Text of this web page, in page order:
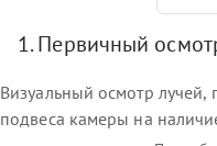
Температурные и
1. Первичный
Визуальный осмотр лучей,
подвеса камеры на